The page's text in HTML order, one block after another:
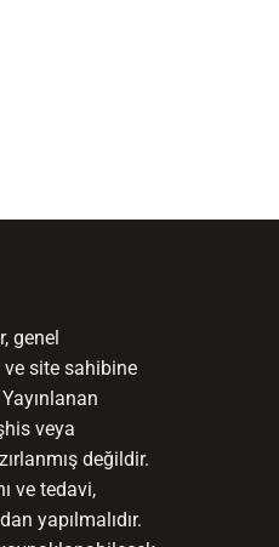
genel
ve site sahibine
veya
değildir.
ve tedavi,
yapılmalıdır.